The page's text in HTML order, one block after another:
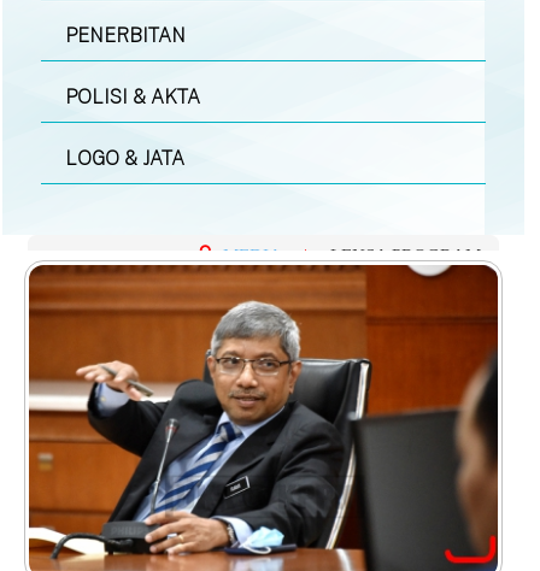
PENERBITAN
POLISI & AKTA
LOGO & JATA
MEDIA | LENSA PROGRAM